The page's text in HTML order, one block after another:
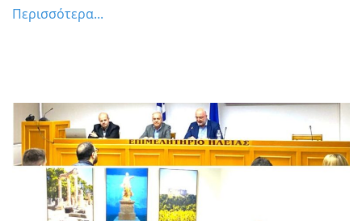
Περισσότερα...